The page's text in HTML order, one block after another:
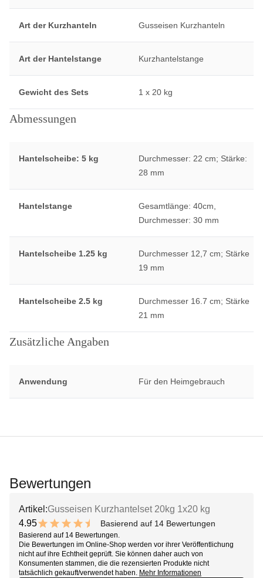
Art der Kurzhanteln Gusseisen Kurzhanteln
Art der Hantelstange Kurzhantelstange
Gewicht des Sets 1 x 20 kg
Abmessungen
Hantelscheibe: 5 kg
Durchmesser: 22 cm; Stärke:
28 mm
Hantelstange
Gesamtlänge: 40cm,
Durchmesser: 30 mm
Hantelscheibe 1.25 kg
Durchmesser 12,7 cm; Stärke
19 mm
Hantelscheibe 2.5 kg
Durchmesser 16.7 cm; Stärke
21 mm
Zusätzliche Angaben
Anwendung Für den Heimgebrauch
Bewertungen
Artikel:Gusseisen Kurzhantelset 20kg 1x20 kg
4.95
9.9 out of 10 stars
Basierend auf 14 Bewertungen
Basierend auf 14 Bewertungen.
Die Bewertungen im Online-Shop werden vor ihrer Veröffentlichung
nicht auf ihre Echtheit geprüft. Sie können daher auch von
Konsumenten stammen, die die rezensierten Produkte nicht
tatsächlich gekauft/verwendet haben. Mehr Informationen